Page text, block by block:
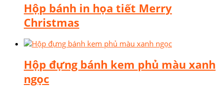
Hộp bánh in họa tiết Merry
Christmas
Hộp đựng bánh kem phủ màu xanh
ngọc